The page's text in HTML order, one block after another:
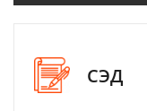
СЭД